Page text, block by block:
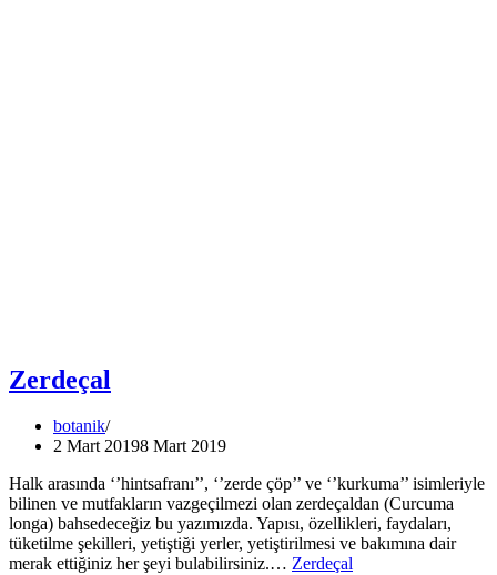
Zerdeçal
botanik
2 Mart 20198 Mart 2019
Halk arasında ‘’hintsafranı’’, ‘’zerde çöp’’ ve ‘’kurkuma’’ isimleriyle
bilinen ve mutfakların vazgeçilmezi olan zerdeçaldan (Curcuma
longa) bahsedeceğiz bu yazımızda. Yapısı, özellikleri, faydaları,
tüketilme şekilleri, yetiştiği yerler, yetiştirilmesi ve bakımına dair
merak ettiğiniz her şeyi bulabilirsiniz.… Zerdeçal